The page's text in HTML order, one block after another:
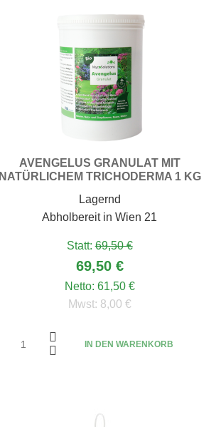
AVENGELUS GRANULAT MIT
NATÜRLICHEM TRICHODERMA 1 KG
Lagernd
Abholbereit in Wien 21
Statt:69,50 €
69,50 €
Netto: 61,50 €
Mwst: 8,00 €
IN DEN WARENKORB